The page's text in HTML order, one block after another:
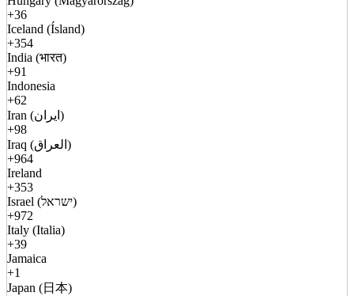
+36
Iceland (Ísland)
+354
India (भारत)
+91
Indonesia
+62
Iran (ایران)
+98
Iraq (العراق)
+964
Ireland
+353
Israel (ישראל)
+972
Italy (Italia)
+39
Jamaica
+1
Japan (日本)